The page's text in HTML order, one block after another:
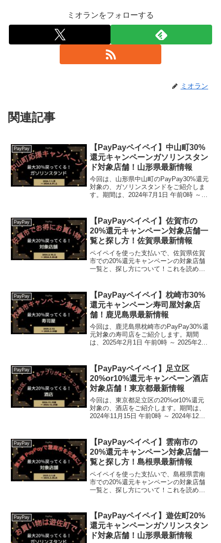
ミオランをフォローする
ミオラン
関連記事
PayPay
【PayPayペイペイ】中山町30%
還元キャンペーンガソリンスタン
ド対象店舗！山形県最新情報
今回は、山形県中山町のPayPay30%還元
対象の、ガソリンスタンドをご紹介しま
す。期間は、2024年7月1日 午前0時 ～
2024.8.31...
PayPay
【PayPayペイペイ】佐賀市の
20%還元キャンペーン対象店舗一
覧と探し方！佐賀県最新情報
ペイペイを使った支払いで、佐賀県佐賀
市での20%還元キャンペーンの対象店舗
一覧と、探し方について！これを読め
シュレスで最大20％戻ってくるキャンペ
ーン!」の、対象...
PayPay
【PayPayペイペイ】枕崎市30%
還元キャンペーン寿司屋対象店
舗！鹿児島県最新情報
今回は、鹿児島県枕崎市のPayPay30%還
元対象の寿司店をご紹介します。期間
は、2025年2月1日 午前0時 ～ 2025年2月
司店30%還元対象店舗は、...
PayPay
【PayPayペイペイ】足立区
20%or10%還元キャンペーン酒店
対象店舗！東京都最新情報
今回は、東京都足立区の20%or10%還元
対象の、酒店をご紹介します。期間は、
2024年11月15日 午前0時 ～ 2024年12月
予約OK！最大10％ポイ...
PayPay
【PayPayペイペイ】雲南市の
20%還元キャンペーン対象店舗一
覧と探し方！島根県最新情報
ペイペイを使った支払いで、島根県雲南
市での20%還元キャンペーンの対象店舗
一覧と、探し方について！これを読め
大20％戻ってくるキャンペーン！」の、
対象店舗...
PayPay
【PayPayペイペイ】遊佐町20%
還元キャンペーンガソリンスタン
ド対象店舗！山形県最新情報